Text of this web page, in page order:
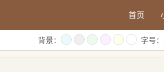
首页
背景： 字号：